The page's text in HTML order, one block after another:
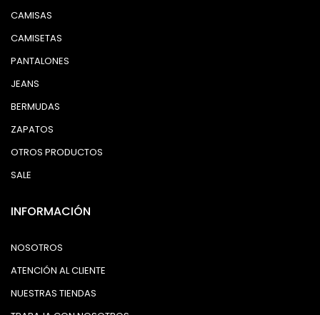
CAMISAS
CAMISETAS
PANTALONES
JEANS
BERMUDAS
ZAPATOS
OTROS PRODUCTOS
SALE
INFORMACIÓN
NOSOTROS
ATENCIÓN AL CLIENTE
NUESTRAS TIENDAS